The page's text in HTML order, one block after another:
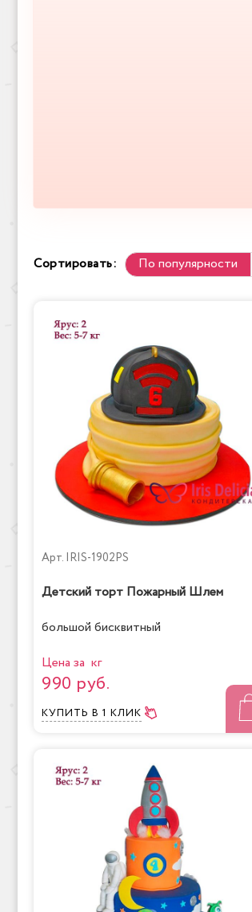
Сортировать: По популярности
Арт. IRIS-1902PS
Детский торт Пожарный Шлем
большой бисквитный
Цена за кг
990 руб.
КУПИТЬ В 1 КЛИК